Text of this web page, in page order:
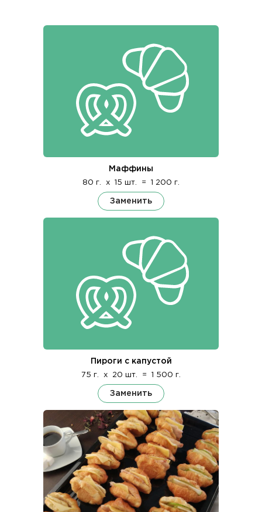
Маффины
80 г. x 15 шт. = 1 200 г.
Заменить
Пироги с капустой
75 г. x 20 шт. = 1 500 г.
Заменить